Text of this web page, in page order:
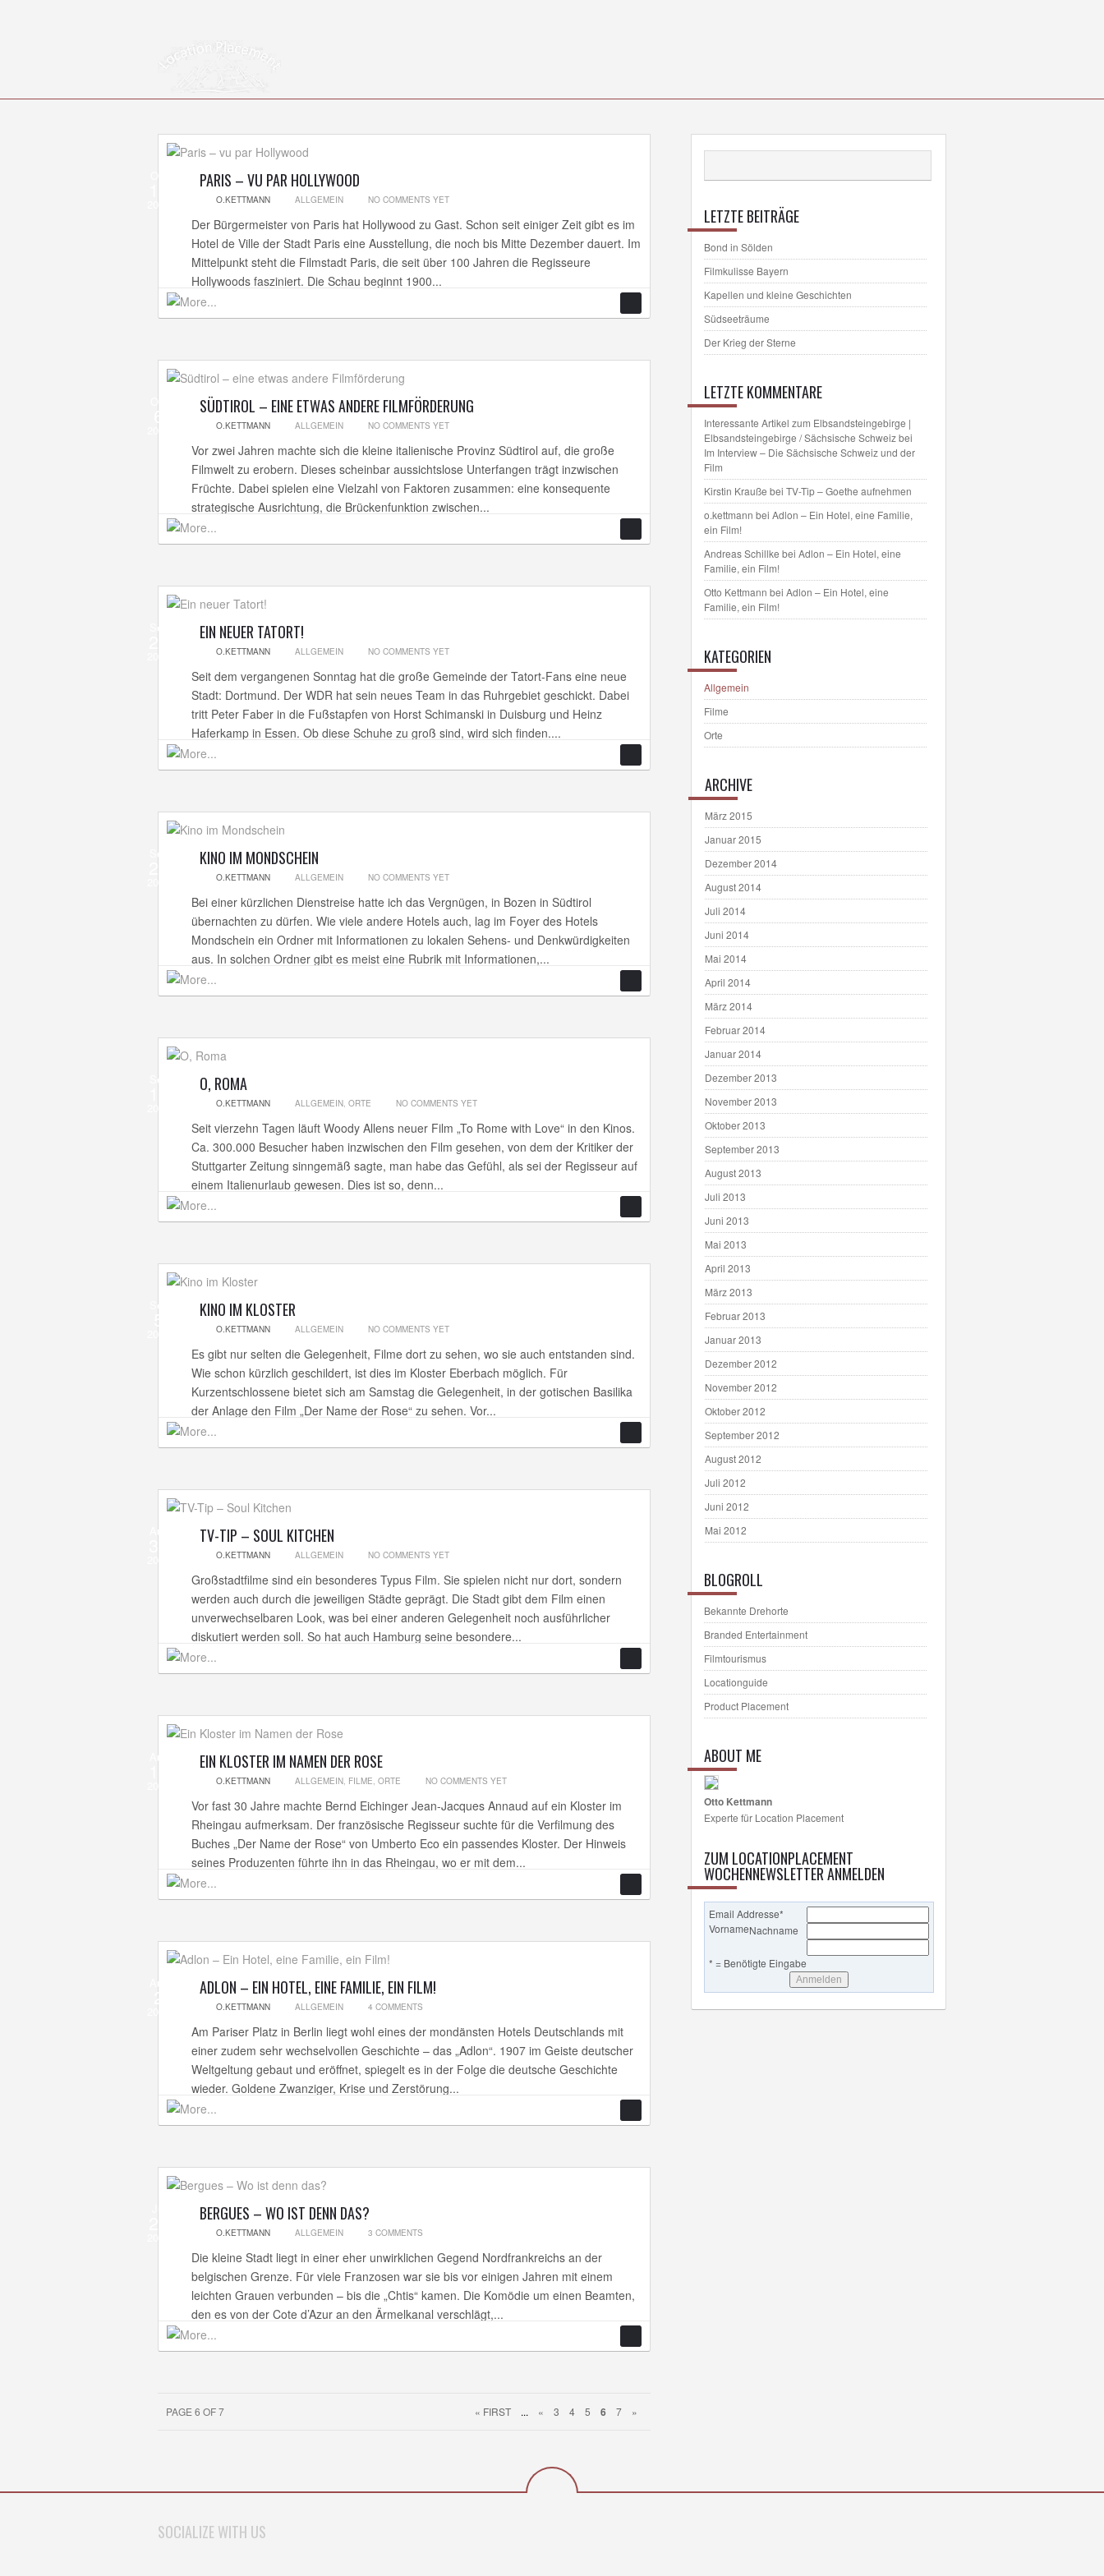
PARIS – VU PAR HOLLYWOOD
O.KETTMANN ALLGEMEIN NO COMMENTS YET
Der Bürgermeister von Paris hat Hollywood zu Gast. Schon seit einiger Zeit gibt es im
Hotel de Ville der Stadt Paris eine Ausstellung, die noch bis Mitte Dezember dauert. Im
Mittelpunkt steht die Filmstadt Paris, die seit über 100 Jahren die Regisseure
Hollywoods fasziniert. Die Schau beginnt 1900...
6 SÜDTIROL – EINE ETWAS ANDERE FILMFÖRDERUNG
O.KETTMANN ALLGEMEIN NO COMMENTS YET
Vor zwei Jahren machte sich die kleine italienische Provinz Südtirol auf, die große
Filmwelt zu erobern. Dieses scheinbar aussichtslose Unterfangen trägt inzwischen
Früchte. Dabei spielen eine Vielzahl von Faktoren zusammen: eine konsequente
strategische Ausrichtung, die Brückenfunktion zwischen...
Sep EIN NEUER TATORT!
O.KETTMANN ALLGEMEIN NO COMMENTS YET
Seit dem vergangenen Sonntag hat die große Gemeinde der Tatort-Fans eine neue
Stadt: Dortmund. Der WDR hat sein neues Team in das Ruhrgebiet geschickt. Dabei
tritt Peter Faber in die Fußstapfen von Horst Schimanski in Duisburg und Heinz
Haferkamp in Essen. Ob diese Schuhe zu groß sind, wird sich finden....
Sep KINO IM MONDSCHEIN
O.KETTMANN ALLGEMEIN NO COMMENTS YET
Bei einer kürzlichen Dienstreise hatte ich das Vergnügen, in Bozen in Südtirol
übernachten zu dürfen. Wie viele andere Hotels auch, lag im Foyer des Hotels
Mondschein ein Ordner mit Informationen zu lokalen Sehens- und Denkwürdigkeiten
aus. In solchen Ordner gibt es meist eine Rubrik mit Informationen,...
Sep O, ROMA
O.KETTMANN ALLGEMEIN, ORTE NO COMMENTS YET
Seit vierzehn Tagen läuft Woody Allens neuer Film „To Rome with Love“ in den Kinos.
Ca. 300.000 Besucher haben inzwischen den Film gesehen, von dem der Kritiker der
Stuttgarter Zeitung sinngemäß sagte, man habe das Gefühl, als sei der Regisseur auf
einem Italienurlaub gewesen. Dies ist so, denn...
Sep
5 KINO IM KLOSTER
O.KETTMANN ALLGEMEIN NO COMMENTS YET
Es gibt nur selten die Gelegenheit, Filme dort zu sehen, wo sie auch entstanden sind.
Wie schon kürzlich geschildert, ist dies im Kloster Eberbach möglich. Für
Kurzentschlossene bietet sich am Samstag die Gelegenheit, in der gotischen Basilika
der Anlage den Film „Der Name der Rose“ zu sehen. Vor...
Aug TV-TIP – SOUL KITCHEN
O.KETTMANN ALLGEMEIN NO COMMENTS YET
Großstadtfilme sind ein besonderes Typus Film. Sie spielen nicht nur dort, sondern
werden auch durch die jeweiligen Städte geprägt. Die Stadt gibt dem Film einen
unverwechselbaren Look, was bei einer anderen Gelegenheit noch ausführlicher
diskutiert werden soll. So hat auch Hamburg seine besondere...
Aug EIN KLOSTER IM NAMEN DER ROSE
O.KETTMANN ALLGEMEIN, FILME, ORTE NO COMMENTS YET
Vor fast 30 Jahre machte Bernd Eichinger Jean-Jacques Annaud auf ein Kloster im
Rheingau aufmerksam. Der französische Regisseur suchte für die Verfilmung des
Buches „Der Name der Rose“ von Umberto Eco ein passendes Kloster. Der Hinweis
seines Produzenten führte ihn in das Rheingau, wo er mit dem...
Aug
2 ADLON – EIN HOTEL, EINE FAMILIE, EIN FILM!
O.KETTMANN ALLGEMEIN 4 COMMENTS
Am Pariser Platz in Berlin liegt wohl eines der mondänsten Hotels Deutschlands mit
einer zudem sehr wechselvollen Geschichte – das „Adlon“. 1907 im Geiste deutscher
Weltgeltung gebaut und eröffnet, spiegelt es in der Folge die deutsche Geschichte
wieder. Goldene Zwanziger, Krise und Zerstörung...
BERGUES – WO IST DENN DAS?
O.KETTMANN ALLGEMEIN 3 COMMENTS
Die kleine Stadt liegt in einer eher unwirklichen Gegend Nordfrankreichs an der
belgischen Grenze. Für viele Franzosen war sie bis vor einigen Jahren mit einem
leichten Grauen verbunden – bis die „Chtis“ kamen. Die Komödie um einen Beamten,
den es von der Cote d’Azur an den Ärmelkanal verschlägt,...
PAGE 6 OF 7 « FIRST ... « 3 4 5 6 7 »
LETZTE BEITRÄGE
Bond in Sölden
Filmkulisse Bayern
Kapellen und kleine Geschichten
Südseeträume
Der Krieg der Sterne
LETZTE KOMMENTARE
Interessante Artikel zum Elbsandsteingebirge |
Elbsandsteingebirge / Sächsische Schweizbei
Im Interview – Die Sächsische Schweiz und der
Film
Kirstin Krauße bei TV-Tip – Goethe aufnehmen
o.kettmann bei Adlon – Ein Hotel, eine Familie,
ein Film!
Andreas Schillke bei Adlon – Ein Hotel, eine
Familie, ein Film!
Otto Kettmann bei Adlon – Ein Hotel, eine
Familie, ein Film!
KATEGORIEN
Allgemein
Filme
Orte
ARCHIVE
März 2015
Januar 2015
Dezember 2014
August 2014
Juli 2014
Juni 2014
Mai 2014
April 2014
März 2014
Februar 2014
Januar 2014
Dezember 2013
November 2013
Oktober 2013
September 2013
August 2013
Juli 2013
Juni 2013
Mai 2013
April 2013
März 2013
Februar 2013
Januar 2013
Dezember 2012
November 2012
Oktober 2012
September 2012
August 2012
Juli 2012
Juni 2012
Mai 2012
BLOGROLL
Bekannte Drehorte
Branded Entertainment
Filmtourismus
Locationguide
Product Placement
ABOUT ME
Otto Kettmann
Experte für Location Placement
ZUM LOCATIONPLACEMENT
WOCHENNEWSLETTER ANMELDEN
Email Addresse*
VornameNachname
* = Benötigte Eingabe
SOCIALIZE WITH US